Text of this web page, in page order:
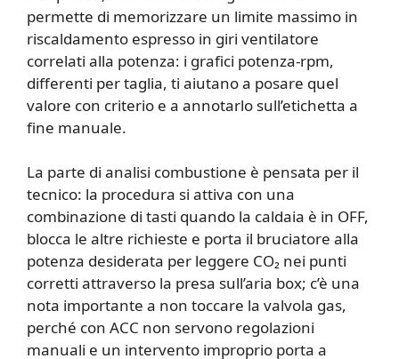
permette di memorizzare un limite massimo in
riscaldamento espresso in giri ventilatore
correlati alla potenza: i grafici potenza-rpm,
differenti per taglia, ti aiutano a posare quel
valore con criterio e a annotarlo sull’etichetta a
fine manuale.
La parte di analisi combustione è pensata per il
tecnico: la procedura si attiva con una
combinazione di tasti quando la caldaia è in OFF,
blocca le altre richieste e porta il bruciatore alla
potenza desiderata per leggere CO₂ nei punti
corretti attraverso la presa sull’aria box; c’è una
nota importante a non toccare la valvola gas,
perché con ACC non servono regolazioni
manuali e un intervento improprio porta a